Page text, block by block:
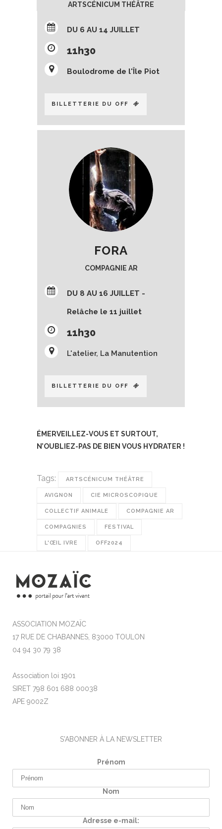
ARTSCÉNICUM THÉÂTRE
DU 6 AU 14 JUILLET
11h30
Boulodrome de l'Île Piot
BILLETTERIE DU OFF
FORA
COMPAGNIE AR
DU 8 AU 16 JUILLET -
Relâche le 11 juillet
11h30
L'atelier, La Manutention
BILLETTERIE DU OFF
ÉMERVEILLEZ-VOUS ET SURTOUT,
N’OUBLIEZ-PAS DE BIEN VOUS HYDRATER !
Tags: ARTSCÉNICUM THÉÂTRE
AVIGNON CIE MICROSCOPIQUE
COLLECTIF ANIMALE COMPAGNIE AR
COMPAGNIES FESTIVAL
L'ŒIL IVRE OFF2024
ASSOCIATION MOZAÏC
17 RUE DE CHABANNES, 83000 TOULON
04 94 30 79 38
Association loi 1901
SIRET 798 601 688 00038
APE 9002Z
S'ABONNER À LA NEWSLETTER
Prénom
Nom
Adresse e-mail: